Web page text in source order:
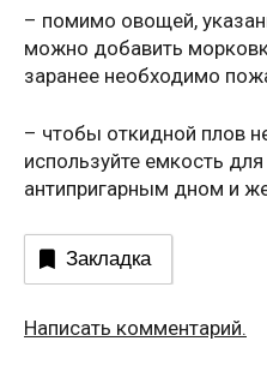
– помимо овощей,
можно добавить
заранее необходимо
– чтобы откидной плов
используйте емкость
антипригарным дном и
Закладка
Написать комментарий.